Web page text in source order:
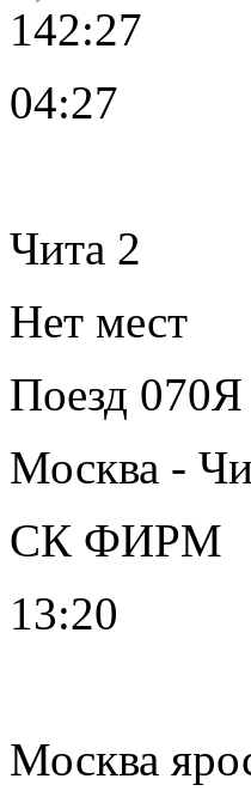
142:27
04:27
Чита 2
Нет мест
Поезд 070Я
Москва -
СК ФИРМ
13:20
Москва